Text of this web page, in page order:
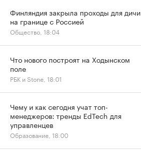
Финляндия закрыла проходы для дичи
на границе с Россией
Общество, 18:04
Что нового построят на Ходынском
поле
РБК и Stone, 18:01
Чему и как сегодня учат топ-
менеджеров: тренды EdTech для
управленцев
Образование, 18:00